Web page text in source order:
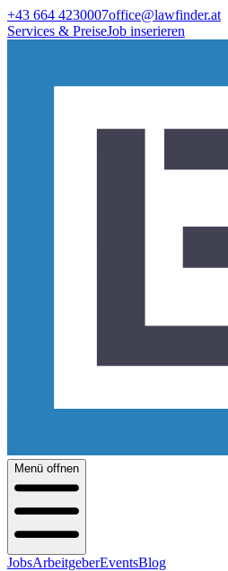
+43 664 4230007office@lawfinder.at
Services & PreiseJob inserieren
Menü offnen
JobsArbeitgeberEventsBlog